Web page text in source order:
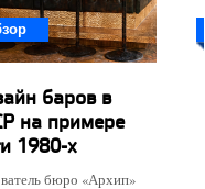
баров в
на примере
1980-х
бюро «Архип»